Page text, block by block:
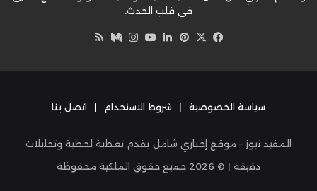
في قلب الحدث.
فيسبوك
‫X بينتيريست
لينكدإن‫YouTube
انستقرام
وسط
سياسة الخصوصية | شروط الاستخدام | اتصل بنا
المفيد نيوز – موقع إخباري شامل يقدم تغطية لحظية وتحليلات
دقيقة | © 2026 جميع حقوق الملكية محفوظة